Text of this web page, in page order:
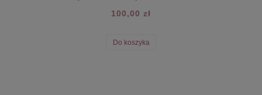
100,00 zł
Do koszyka